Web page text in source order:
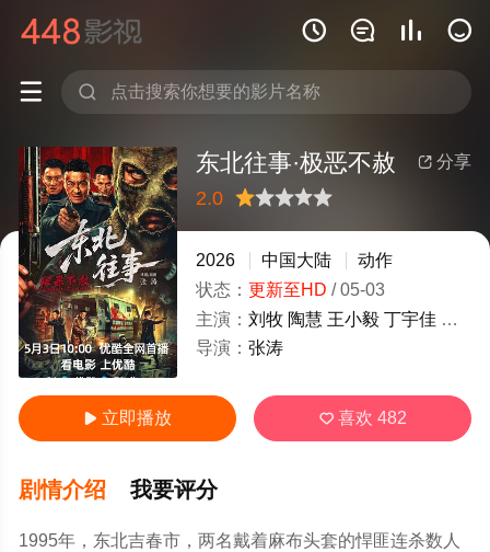
   
 
 分享
东北往事·极恶不赦
2.0
很差较差
还行推荐力荐
2026 中国大陆
动作
状态： 更新至HD /05-03
主演： 刘牧 陶慧 王小毅 丁宇佳 魏子
导演： 张涛
 立即播放 喜欢 482
剧情介绍 我要评分
1995年，东北吉春市，两名戴着麻布头套的悍匪连杀数人